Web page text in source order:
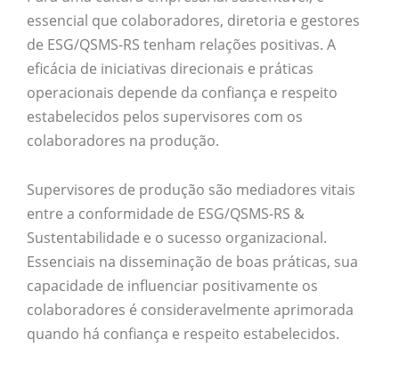
essencial que colaboradores, diretoria e gestores
de ESG/QSMS-RS tenham relações positivas. A
eficácia de iniciativas direcionais e práticas
operacionais depende da confiança e respeito
estabelecidos pelos supervisores com os
colaboradores na produção.
Supervisores de produção são mediadores vitais
entre a conformidade de ESG/QSMS-RS &
Sustentabilidade e o sucesso organizacional.
Essenciais na disseminação de boas práticas, sua
capacidade de influenciar positivamente os
colaboradores é consideravelmente aprimorada
quando há confiança e respeito estabelecidos.